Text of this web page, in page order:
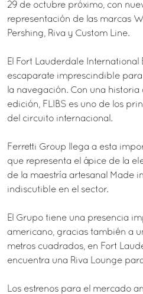
29 de octubre próximo, con
representación de las marcas
Pershing, Riva y Custom Line.
El Fort Lauderdale International
escaparate imprescindible
la navegación. Con una
edición, FLIBS es uno de los
del circuito internacional.
Ferretti Group llega a esta
que representa el ápice de la
de la maestría artesanal Made
indiscutible en el sector.
El Grupo tiene una presencia
americano, gracias también a
metros cuadrados, en Fort
encuentra una Riva Lounge
Los estrenos para el mercado